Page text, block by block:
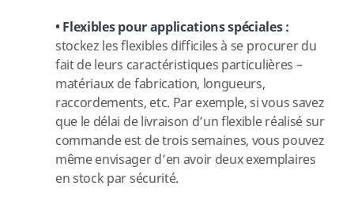
•Flexibles pour applications spéciales :
stockez les flexibles difficiles à se procurer du
fait de leurs caractéristiques particulières –
matériaux de fabrication, longueurs,
raccordements, etc. Par exemple, si vous savez
que le délai de livraison d’un flexible réalisé sur
commande est de trois semaines, vous pouvez
même envisager d’en avoir deux exemplaires
en stock par sécurité.